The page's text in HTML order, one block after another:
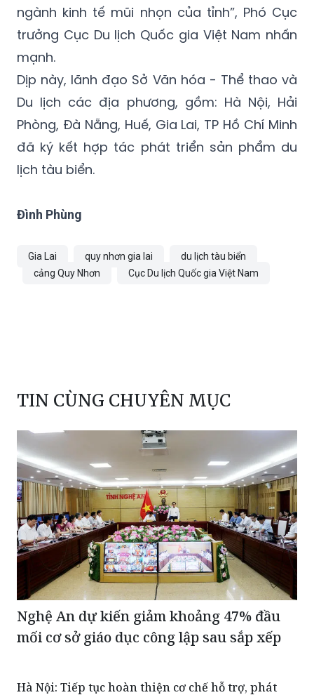
ngành kinh tế mũi nhọn của tỉnh”, Phó Cục
trưởng Cục Du lịch Quốc gia Việt Nam nhấn
mạnh.
Dịp này, lãnh đạo Sở Văn hóa - Thể thao và
Du lịch các địa phương, gồm: Hà Nội, Hải
Phòng, Đà Nẵng, Huế, Gia Lai, TP Hồ Chí Minh
đã ký kết hợp tác phát triển sản phẩm du
lịch tàu biển.
Đình Phùng
Gia Lai quy nhơn gia lai
du lịch tàu biển
cảng Quy Nhơn
Cục Du lịch Quốc gia Việt Nam
TIN CÙNG CHUYÊN MỤC
Nghệ An dự kiến giảm khoảng 47% đầu
mối cơ sở giáo dục công lập sau sắp xếp
Hà Nội: Tiếp tục hoàn thiện cơ chế hỗ trợ, phát